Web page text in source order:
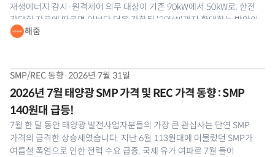
재생에너지 감시·원격제어 의무 대상이 기존 90kW에서 50kW로, 한전
간담회 자료에 따르면 이보다 더욱 강화된 '20kW'까지 확대하는 방안이
나와 발전사업자분들의 이목이 집중되고 있습니다. 공식 개정안은 최종
해줌
SMP/REC 동향·2026년 7월 31일
2026년 7월 태양광 SMP 가격 및 REC 가격 동향 : SMP
140원대 급등!
7월 한 달 동안 태양광 발전사업자분들의 가장 큰 관심사는 단연 SMP
가격의 급격한 상승세였습니다. 지난 6월 113원대에 머물렀던 SMP가
여름철 폭염으로 인한 전력 수요 급증, 국제 유가 여파로 7월 들어